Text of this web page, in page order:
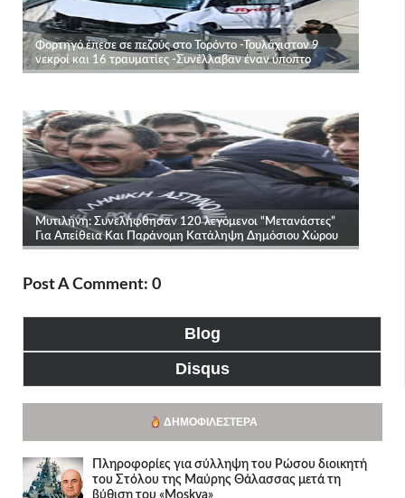
Post A Comment: 0
Blog
Disqus
ΔΗΜΟΦΙΛΈΣΤΕΡΑ
Πληροφορίες για σύλληψη του Ρώσου διοικητή
του Στόλου της Mαύρης Θάλασσας μετά τη
βύθιση του «Moskva»